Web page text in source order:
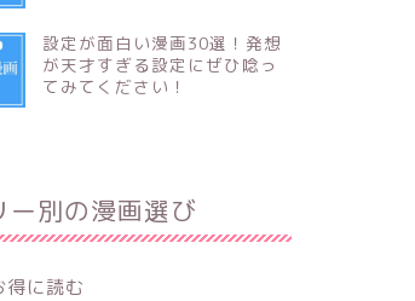
設定が面白い漫画30選！発想
が天才すぎる設定にぜひ唸っ
てみてください！
ー別の漫画選び
得に読む